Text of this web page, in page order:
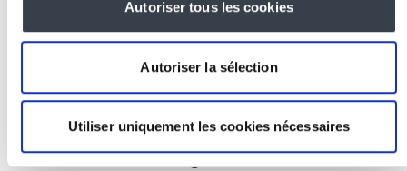
Autoriser tous les cookies
Autoriser la sélection
Utiliser uniquement les cookies nécessaires
Facturation intelligente